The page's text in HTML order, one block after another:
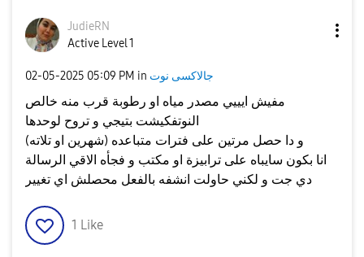
JudieRN
Active Level 1
‎02-05-2025 05:09 PM in جالاكسى نوت
مفيش ايييي مصدر مياه او رطوبة قرب منه خالص
النوتفكيشت بتيجي و تروح لوحدها
و دا حصل مرتين على فترات متباعده (شهرين او تلاته)
انا بكون سايباه على ترابيزة او مكتب و فجأه الاقي الرسالة
دي جت و لكني حاولت انشفه بالفعل محصلش اي تغيير
1 Like